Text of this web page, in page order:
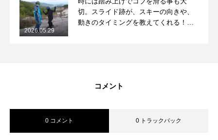
切。スライド跡が、スキーの向きや、
動きのタイミングを教えてくれる！
2026.05.29
コメント
0 コメント 0 トラックバック